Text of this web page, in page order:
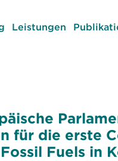
Leistungen
für die erste
Fuels in